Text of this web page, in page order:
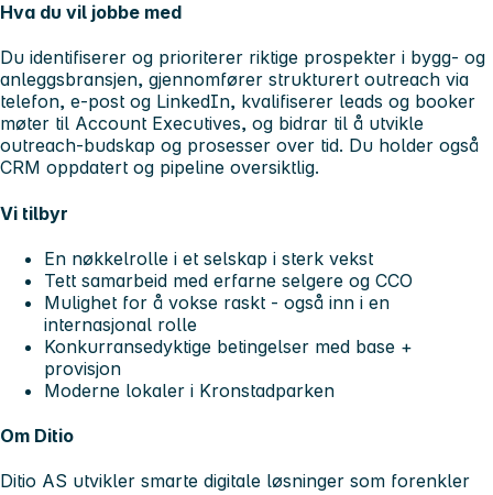
Hva du vil jobbe med
Du identifiserer og prioriterer riktige prospekter i bygg- og
anleggsbransjen, gjennomfører strukturert outreach via
telefon, e-post og LinkedIn, kvalifiserer leads og booker
møter til Account Executives, og bidrar til å utvikle
outreach-budskap og prosesser over tid. Du holder også
CRM oppdatert og pipeline oversiktlig.
Vi tilbyr
En nøkkelrolle i et selskap i sterk vekst
Tett samarbeid med erfarne selgere og CCO
Mulighet for å vokse raskt - også inn i en
internasjonal rolle
Konkurransedyktige betingelser med base +
provisjon
Moderne lokaler i Kronstadparken
Om Ditio
Ditio AS utvikler smarte digitale løsninger som forenkler